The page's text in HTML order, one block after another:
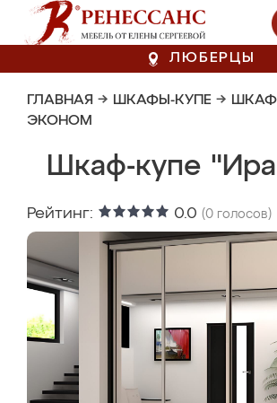
ЛЮБЕРЦЫ
ГЛАВНАЯ → ШКАФЫ-КУПЕ →
ЭКОНОМ
Шкаф-купе
Рейтинг: 0.0 (0 голосов)